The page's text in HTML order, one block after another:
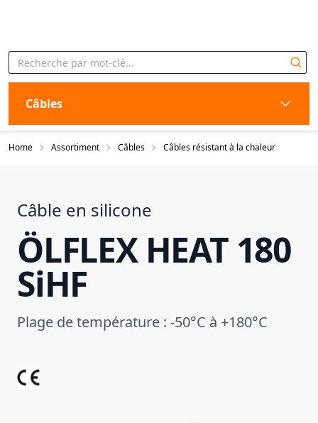
Câbles
Home Assortiment Câbles Câbles résistant à la chaleur
Câble en silicone
ÖLFLEX HEAT 180
SiHF
Plage de température : -50°C à +180°C